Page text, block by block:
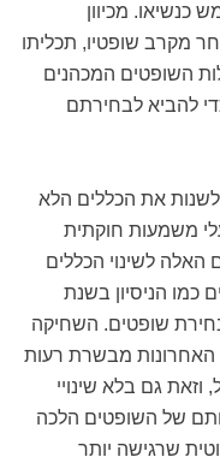
כנשיאו. מכיוון
מקרב שופטיו, תכליתו
השופטים המכהנים
להביא לבחירתם
את הכללים הלא
משמעות חוקתית
לשינוי הכללים
כמו הניסיון בשנת
שופטים. השחיקה
מבשרת רעות
גם בלא שינויי
של השופטים הלכה
שרגישה יותר